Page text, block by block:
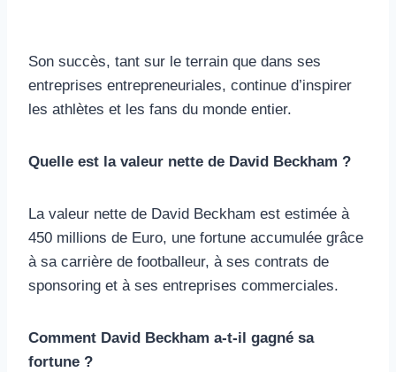
Son succès, tant sur le terrain que dans ses
entreprises entrepreneuriales, continue d’inspirer
les athlètes et les fans du monde entier.
Quelle est la valeur nette de David Beckham ?
La valeur nette de David Beckham est estimée à
450 millions de Euro, une fortune accumulée grâce
à sa carrière de footballeur, à ses contrats de
sponsoring et à ses entreprises commerciales.
Comment David Beckham a-t-il gagné sa
fortune ?